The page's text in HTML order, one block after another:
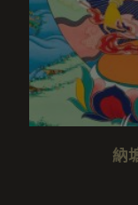
納